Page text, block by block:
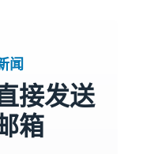
闻
接发送
箱